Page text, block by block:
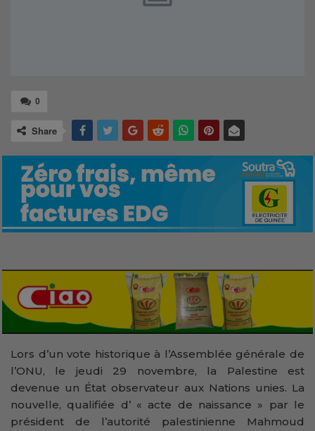
0
Share
Lors d’un vote historique à l’Assemblée générale de
l’ONU, le jeudi 29 novembre, la Palestine est
devenue un État observateur aux Nations unies. La
nouvelle, qualifiée d’ « acte de naissance » par le
président de l’autorité palestinienne Mahmoud